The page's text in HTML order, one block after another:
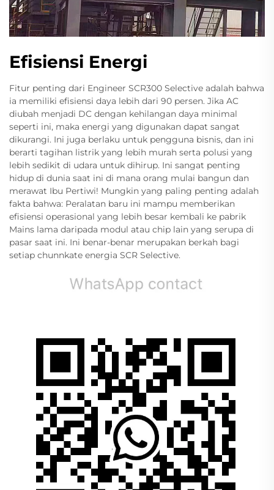
Efisiensi Energi
Fitur penting dari Engineer SCR300 Selective adalah bahwa
ia memiliki efisiensi daya lebih dari 90 persen. Jika AC
diubah menjadi DC dengan kehilangan daya minimal
seperti ini, maka energi yang digunakan dapat sangat
dikurangi. Ini juga berlaku untuk pengguna bisnis, dan ini
berarti tagihan listrik yang lebih murah serta polusi yang
lebih sedikit di udara untuk dihirup. Ini sangat penting
hidup di dunia saat ini di mana orang mulai bangun dan
merawat Ibu Pertiwi! Mungkin yang paling penting adalah
fakta bahwa: Peralatan baru ini mampu memberikan
efisiensi operasional yang lebih besar kembali ke pabrik
Mains lama daripada modul atau chip lain yang serupa di
pasar saat ini. Ini benar-benar merupakan berkah bagi
setiap chunnkate energia SCR Selective.